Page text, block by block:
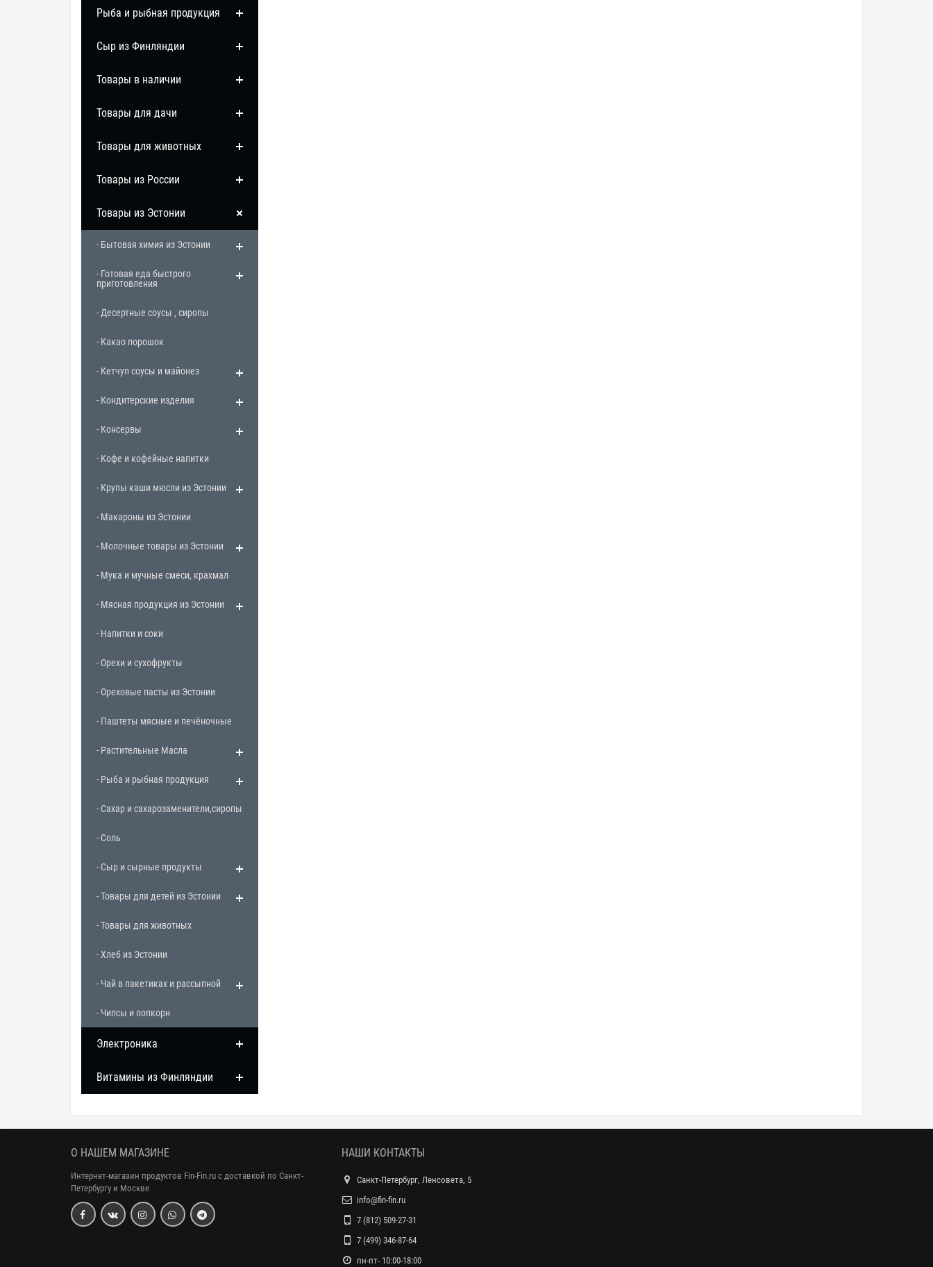
Рыба и рыбная продукция
Сыр из Финляндии
Товары в наличии
Товары для дачи
Товары для животных
Товары из России
Товары из Эстонии
- Бытовая химия из Эстонии
- Готовая еда быстрого
приготовления
- Десертные соусы , сиропы
- Какао порошок
- Кетчуп соусы и майонез
- Кондитерские изделия
- Консервы
- Кофе и кофейные напитки
- Крупы каши мюсли из Эстонии
- Макароны из Эстонии
- Молочные товары из Эстонии
- Мука и мучные смеси, крахмал
- Мясная продукция из Эстонии
- Напитки и соки
- Орехи и сухофрукты
- Ореховые пасты из Эстонии
- Паштеты мясные и печёночные
- Растительные Масла
- Рыба и рыбная продукция
- Сахар и сахарозаменители,сиропы
- Соль
- Сыр и сырные продукты
- Товары для детей из Эстонии
- Товары для животных
- Хлеб из Эстонии
- Чай в пакетиках и рассыпной
- Чипсы и попкорн
Электроника
Витамины из Финляндии
О НАШЕМ МАГАЗИНЕ
Интернет-магазин продуктов Fin-Fin.ru с доставкой по Санкт-
Петербургу и Москве
НАШИ КОНТАКТЫ
Санкт-Петербург, Ленсовета, 5
info@fin-fin.ru
7 (812) 509-27-31
7 (499) 346-87-64
пн-пт- 10:00-18:00